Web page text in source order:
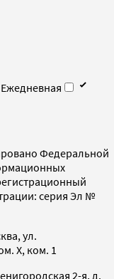
Ежедневная
Федеральной
серия Эл №
ул.
X, ком. 1
2-я, д.